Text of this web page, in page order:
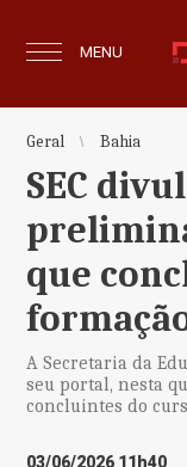
MENU
Geral Bahia
SEC
que
A Secretaria da
seu portal, nesta
concluintes do
03/06/2026 11h40